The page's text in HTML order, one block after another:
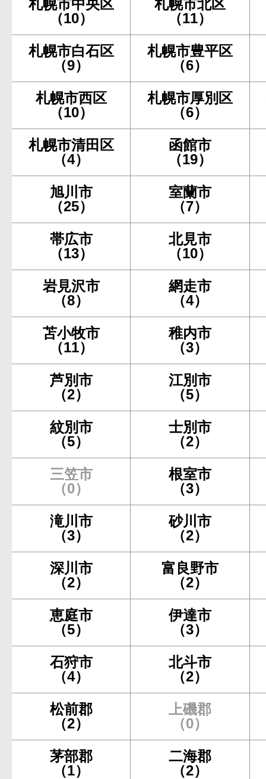
札幌市中央区
（10）
札幌市北区
（11）
札幌市白石区
（9）
札幌市豊平区
（6）
札幌市西区
（10）
札幌市厚別区
（6）
札幌市清田区
（4）
函館市
（19）
旭川市
（25）
室蘭市
（7）
帯広市
（13）
北見市
（10）
岩見沢市
（8）
網走市
（4）
苫小牧市
（11）
稚内市
（3）
芦別市
（2）
江別市
（5）
紋別市
（5）
士別市
（2）
三笠市
（0）
根室市
（3）
滝川市
（3）
砂川市
（2）
深川市
（2）
富良野市
（2）
恵庭市
（5）
伊達市
（3）
石狩市
（4）
北斗市
（2）
松前郡
（2）
上磯郡
（0）
茅部郡
（1）
二海郡
（2）